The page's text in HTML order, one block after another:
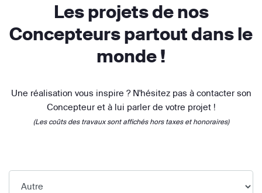
Les projets de nos
Concepteurs partout dans le
monde !
Une réalisation vous inspire ? N'hésitez pas à contacter son
Concepteur et à lui parler de votre projet !
(Les coûts des travaux sont affichés hors taxes et honoraires)